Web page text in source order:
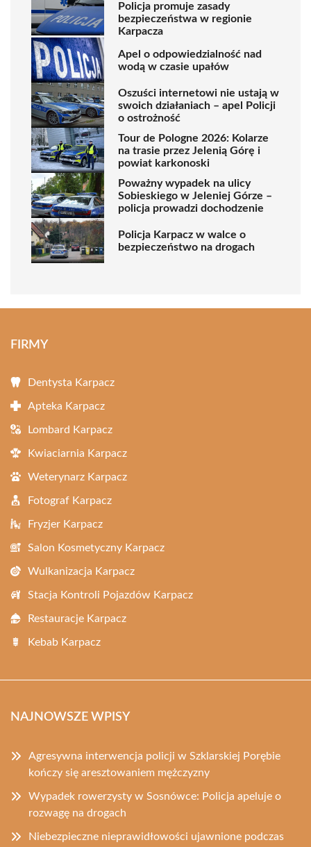
Policja promuje zasady
bezpieczeństwa w regionie
Karpacza
Apel o odpowiedzialność nad
wodą w czasie upałów
Oszuści internetowi nie ustają w
swoich działaniach – apel Policji
o ostrożność
Tour de Pologne 2026: Kolarze
na trasie przez Jelenią Górę i
powiat karkonoski
Poważny wypadek na ulicy
Sobieskiego w Jeleniej Górze –
policja prowadzi dochodzenie
Policja Karpacz w walce o
bezpieczeństwo na drogach
FIRMY
Dentysta Karpacz
Apteka Karpacz
Lombard Karpacz
Kwiaciarnia Karpacz
Weterynarz Karpacz
Fotograf Karpacz
Fryzjer Karpacz
Salon Kosmetyczny Karpacz
Wulkanizacja Karpacz
Stacja Kontroli Pojazdów Karpacz
Restauracje Karpacz
Kebab Karpacz
NAJNOWSZE WPISY
Agresywna interwencja policji w Szklarskiej Porębie
kończy się aresztowaniem mężczyzny
Wypadek rowerzysty w Sosnówce: Policja apeluje o
rozwagę na drogach
Niebezpieczne nieprawidłowości ujawnione podczas